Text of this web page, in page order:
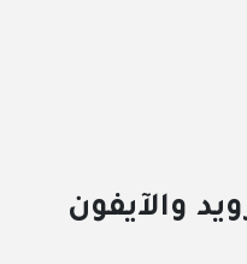
والآيفون